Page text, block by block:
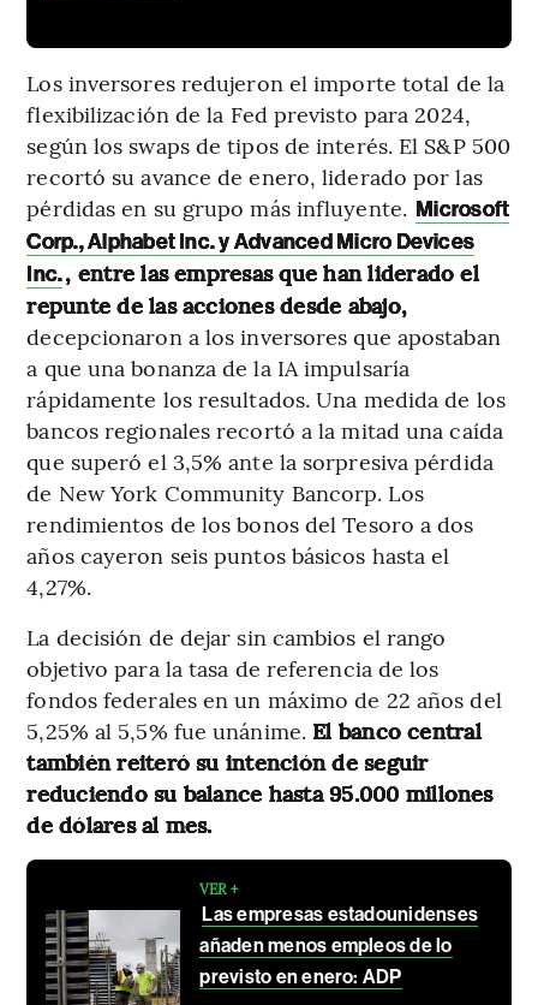
Los inversores redujeron el importe total de la
flexibilización de la Fed previsto para 2024,
según los swaps de tipos de interés. El S&P 500
recortó su avance de enero, liderado por las
pérdidas en su grupo más influyente. Microsoft
Corp., Alphabet Inc. y Advanced Micro Devices
Inc., entre las empresas que han liderado el
repunte de las acciones desde abajo,
decepcionaron a los inversores que apostaban
a que una bonanza de la IA impulsaría
rápidamente los resultados. Una medida de los
bancos regionales recortó a la mitad una caída
que superó el 3,5% ante la sorpresiva pérdida
de New York Community Bancorp. Los
rendimientos de los bonos del Tesoro a dos
años cayeron seis puntos básicos hasta el
4,27%.
La decisión de dejar sin cambios el rango
objetivo para la tasa de referencia de los
fondos federales en un máximo de 22 años del
5,25% al 5,5% fue unánime. El banco central
también reiteró su intención de seguir
reduciendo su balance hasta 95.000 millones
de dólares al mes.
VER +
Las empresas estadounidenses
añaden menos empleos de lo
previsto en enero: ADP